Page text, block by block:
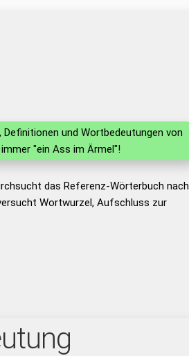
und Wortbedeutungen von
immer "ein Ass im Ärmel"!
das Referenz-Wörterbuch nach
Wortwurzel, Aufschluss zur